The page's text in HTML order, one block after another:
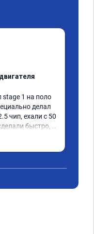
stage 1 на поло
делал
чип, ехали с 50
быстро,
камри